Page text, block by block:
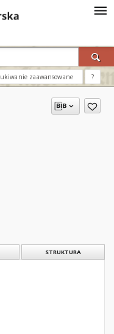
zaawansowane ?
STRUKTURA